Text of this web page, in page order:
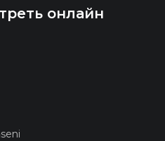
онлайн